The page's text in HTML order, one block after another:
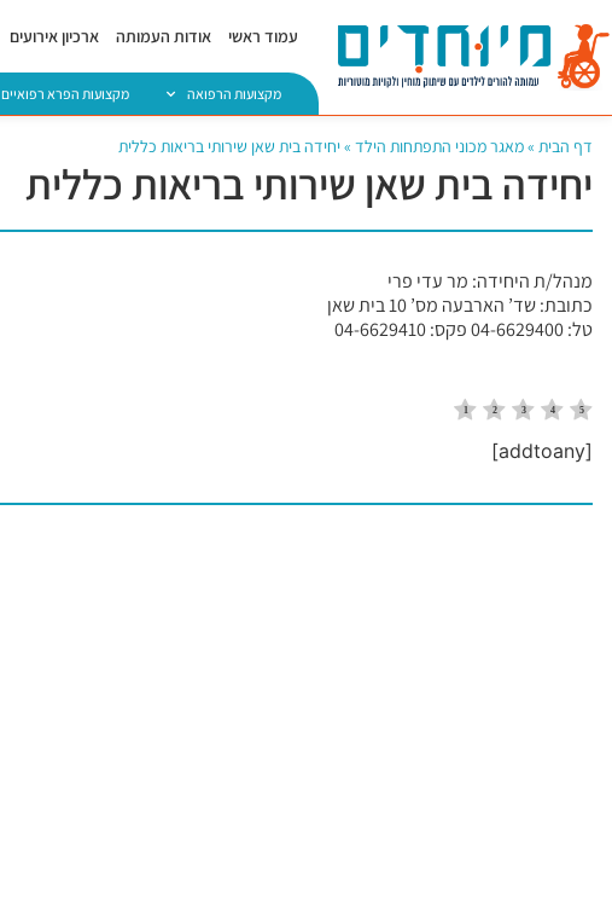
עמוד ראשי אודות העמותה ארכיון אירועים
מקצועות הרפואה מקצועות הפרא רפואיים
דף הבית »מאגר מכוני התפתחות הילד »יחידה בית שאן שירותי בריאות כללית
יחידה בית שאן שירותי בריאות כללית
מנהל/ת היחידה: מר עדי פרי
כתובת: שד’ הארבעה מס’ 10 בית שאן
טל: 04-6629400 פקס: 04-6629410
[addtoany]